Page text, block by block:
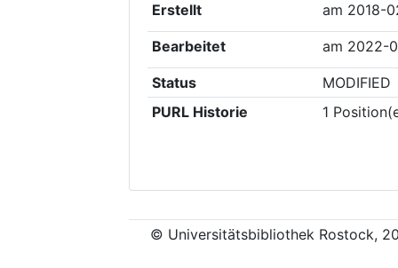
Erstellt
am 2018-
Bearbeitet am 2022-
Status
MODIFIED
PURL Historie
1
© Universitätsbibliothek Rostock,